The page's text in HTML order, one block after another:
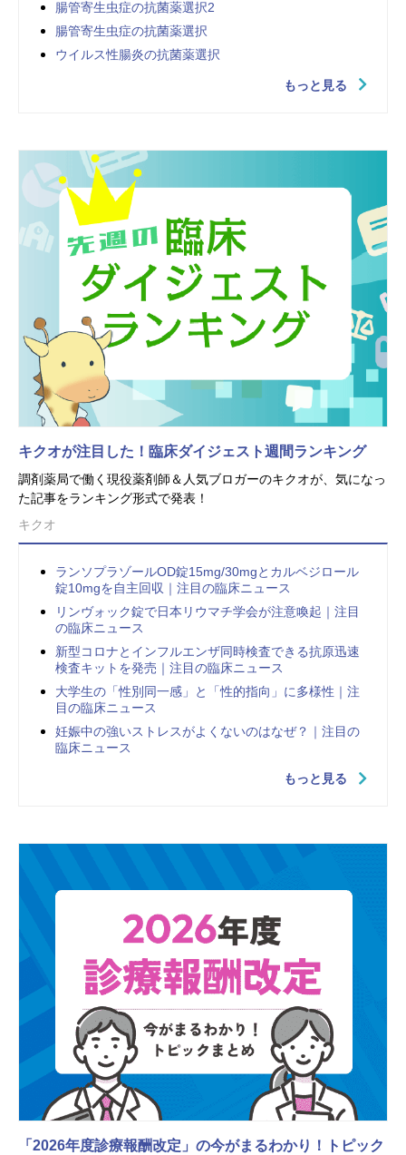
腸管寄生虫症の抗菌薬選択2
腸管寄生虫症の抗菌薬選択
ウイルス性腸炎の抗菌薬選択
もっと見る
キクオが注目した！臨床ダイジェスト週間ランキング
調剤薬局で働く現役薬剤師＆人気ブロガーのキクオが、気になっ
た記事をランキング形式で発表！
キクオ
ランソプラゾールOD錠15mg/30mgとカルベジロール
錠10mgを自主回収｜注目の臨床ニュース
リンヴォック錠で日本リウマチ学会が注意喚起｜注目
の臨床ニュース
新型コロナとインフルエンザ同時検査できる抗原迅速
検査キットを発売｜注目の臨床ニュース
大学生の「性別同一感」と「性的指向」に多様性｜注
目の臨床ニュース
妊娠中の強いストレスがよくないのはなぜ？｜注目の
臨床ニュース
もっと見る
「2026年度診療報酬改定」の今がまるわかり！トピック